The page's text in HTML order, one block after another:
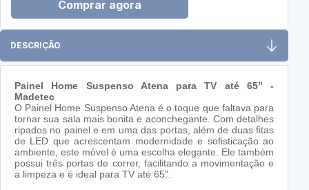
Comprar agora
DESCRIÇÃO
Painel Home Suspenso Atena para TV até 65” -
Madetec
O Painel Home Suspenso Atena é o toque que faltava para
tornar sua sala mais bonita e aconchegante. Com detalhes
ripados no painel e em uma das portas, além de duas fitas
de LED que acrescentam modernidade e sofisticação ao
ambiente, este móvel é uma escolha elegante. Ele também
possui três portas de correr, facilitando a movimentação e
a limpeza e é ideal para TV até 65".